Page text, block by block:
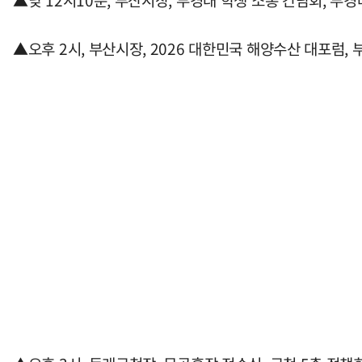
▲오후 2시, 부산시장, 2026 대한민국 해양수산 대포럼,